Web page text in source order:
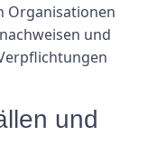
Organisationen
und
und